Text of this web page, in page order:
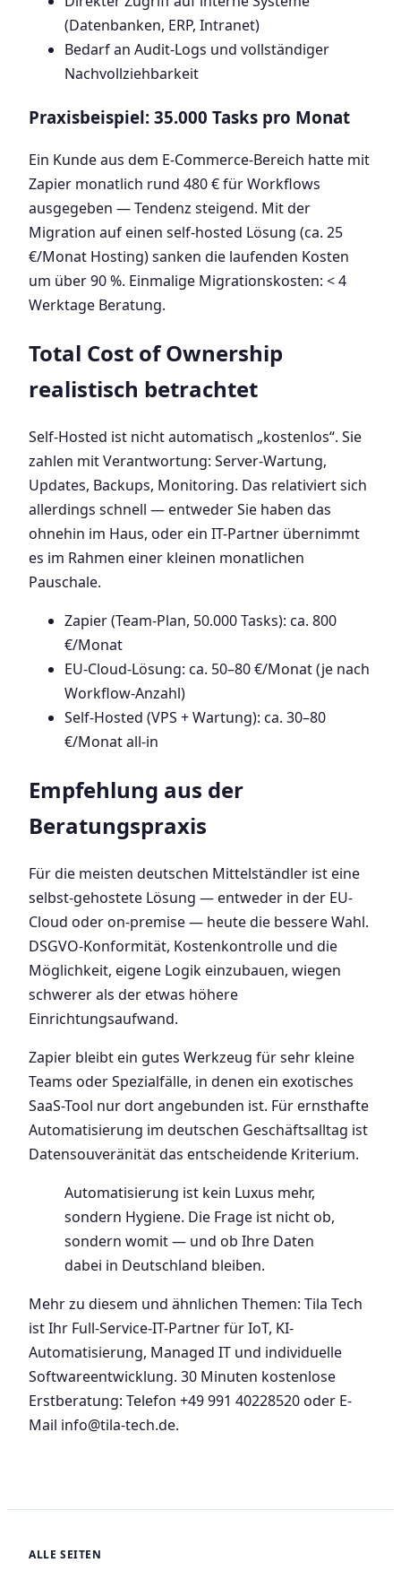
(Datenbanken, ERP, Intranet)
Bedarf an Audit-Logs und vollständiger
Nachvollziehbarkeit
Praxisbeispiel: 35.000 Tasks pro Monat
Ein Kunde aus dem E-Commerce-Bereich hatte mit
Zapier monatlich rund 480 € für Workflows
ausgegeben — Tendenz steigend. Mit der
Migration auf einen self-hosted Lösung (ca. 25
€/Monat Hosting) sanken die laufenden Kosten
um über 90 %. Einmalige Migrationskosten: < 4
Werktage Beratung.
Total Cost of Ownership
realistisch betrachtet
Self-Hosted ist nicht automatisch „kostenlos“. Sie
zahlen mit Verantwortung: Server-Wartung,
Updates, Backups, Monitoring. Das relativiert sich
allerdings schnell — entweder Sie haben das
ohnehin im Haus, oder ein IT-Partner übernimmt
es im Rahmen einer kleinen monatlichen
Pauschale.
Zapier (Team-Plan, 50.000 Tasks): ca. 800
€/Monat
EU-Cloud-Lösung: ca. 50–80 €/Monat (je nach
Workflow-Anzahl)
Self-Hosted (VPS + Wartung): ca. 30–80
€/Monat all-in
Empfehlung aus der
Beratungspraxis
Für die meisten deutschen Mittelständler ist eine
selbst-gehostete Lösung — entweder in der EU-
Cloud oder on-premise — heute die bessere Wahl.
DSGVO-Konformität, Kostenkontrolle und die
Möglichkeit, eigene Logik einzubauen, wiegen
schwerer als der etwas höhere
Einrichtungsaufwand.
Zapier bleibt ein gutes Werkzeug für sehr kleine
Teams oder Spezialfälle, in denen ein exotisches
SaaS-Tool nur dort angebunden ist. Für ernsthafte
Automatisierung im deutschen Geschäftsalltag ist
Datensouveränität das entscheidende Kriterium.
Automatisierung ist kein Luxus mehr,
sondern Hygiene. Die Frage ist nicht ob,
sondern womit — und ob Ihre Daten
dabei in Deutschland bleiben.
Mehr zu diesem und ähnlichen Themen: Tila Tech
ist Ihr Full-Service-IT-Partner für IoT, KI-
Automatisierung, Managed IT und individuelle
Softwareentwicklung. 30 Minuten kostenlose
Erstberatung: Telefon +49 991 40228520 oder E-
Mail info@tila-tech.de.
ALLE SEITEN